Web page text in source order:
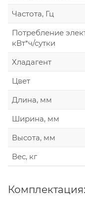
Частота, Гц
Потребление
кВт*ч/сутки
Хладагент
Цвет
Длина, мм
Ширина, мм
Высота, мм
Вес, кг
Комплектация: